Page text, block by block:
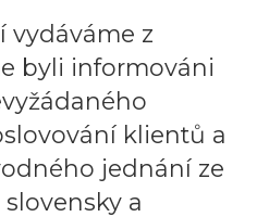
vydáváme z
byli informováni
klientů a
jednání ze
a